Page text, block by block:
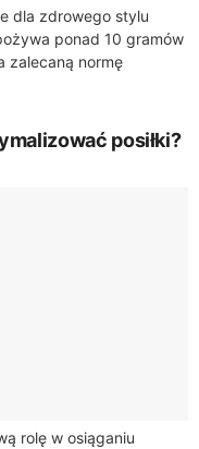
dla zdrowego stylu
ponad 10 gramów
zalecaną normę
posiłki?
rolę w osiąganiu